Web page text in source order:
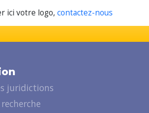
ici votre logo, contactez-nous
juridictions